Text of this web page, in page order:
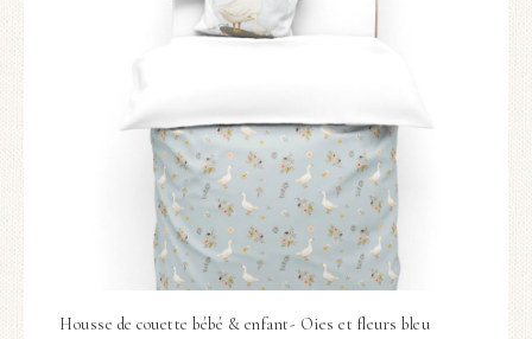
Housse de couette bébé & enfant- Oies et fleurs bleu